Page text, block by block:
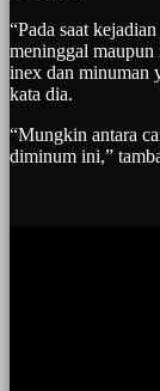
“Pada saat
meninggal
inex dan minuman
kata dia.
“Mungkin antara
diminum ini,”